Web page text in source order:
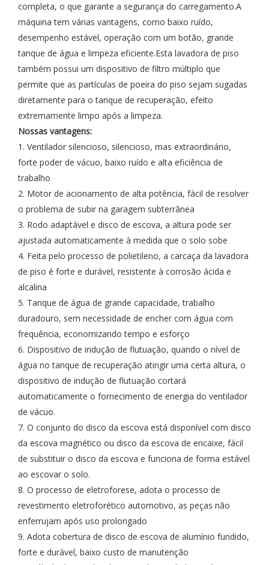
completa, o que garante a segurança do carregamento.A
máquina tem várias vantagens, como baixo ruído,
desempenho estável, operação com um botão, grande
tanque de água e limpeza eficiente.Esta lavadora de piso
também possui um dispositivo de filtro múltiplo que
permite que as partículas de poeira do piso sejam sugadas
diretamente para o tanque de recuperação, efeito
extremamente limpo após a limpeza.
Nossas vantagens:
1. Ventilador silencioso, silencioso, mas extraordinário,
forte poder de vácuo, baixo ruído e alta eficiência de
trabalho
2. Motor de acionamento de alta potência, fácil de resolver
o problema de subir na garagem subterrânea
3. Rodo adaptável e disco de escova, a altura pode ser
ajustada automaticamente à medida que o solo sobe
4. Feita pelo processo de polietileno, a carcaça da lavadora
de piso é forte e durável, resistente à corrosão ácida e
alcalina
5. Tanque de água de grande capacidade, trabalho
duradouro, sem necessidade de encher com água com
frequência, economizando tempo e esforço
6. Dispositivo de indução de flutuação, quando o nível de
água no tanque de recuperação atingir uma certa altura, o
dispositivo de indução de flutuação cortará
automaticamente o fornecimento de energia do ventilador
de vácuo.
7. O conjunto do disco da escova está disponível com disco
da escova magnético ou disco da escova de encaixe, fácil
de substituir o disco da escova e funciona de forma estável
ao escovar o solo.
8. O processo de eletroforese, adota o processo de
revestimento eletroforético automotivo, as peças não
enferrujam após uso prolongado
9. Adota cobertura de disco de escova de alumínio fundido,
forte e durável, baixo custo de manutenção